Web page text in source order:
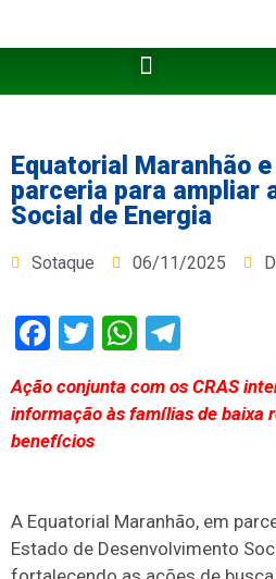
Equatorial Maranhão
parceria para ampliar
Social de Energia
Sotaque 06/11/2025
Facebook
TwitterWhatsApp
Ação conjunta com os CRAS
informação às famílias de baixa
benefícios
A Equatorial Maranhão, em
Estado de Desenvolvimento